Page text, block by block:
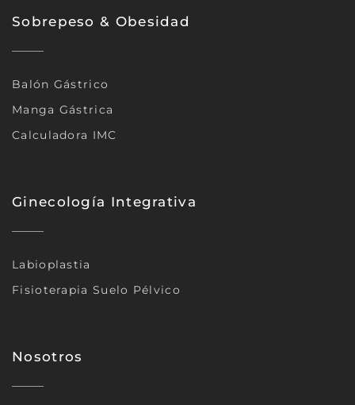
Sobrepeso & Obesidad
Balón Gástrico
Manga Gástrica
Calculadora IMC
Ginecología Integrativa
Labioplastia
Fisioterapia Suelo Pélvico
Nosotros